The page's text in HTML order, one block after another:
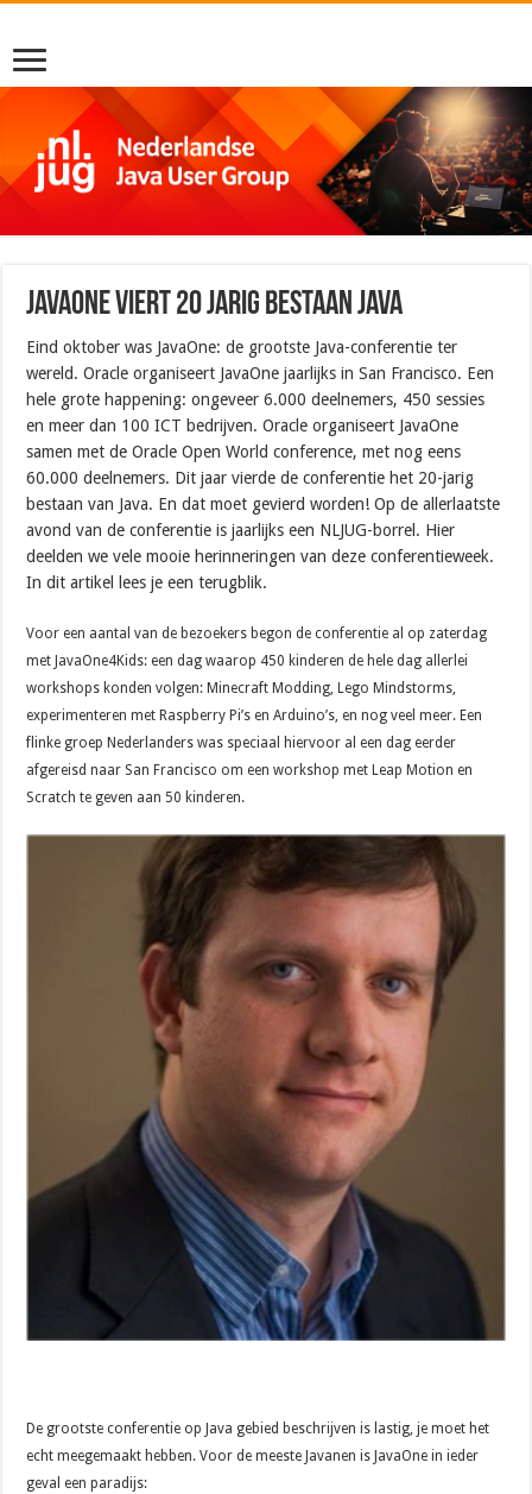
JavaOne viert 20 jarig bestaan Java
Eind oktober was JavaOne: de grootste Java-conferentie ter
wereld. Oracle organiseert JavaOne jaarlijks in San Francisco. Een
hele grote happening: ongeveer 6.000 deelnemers, 450 sessies
en meer dan 100 ICT bedrijven. Oracle organiseert JavaOne
samen met de Oracle Open World conference, met nog eens
60.000 deelnemers. Dit jaar vierde de conferentie het 20-jarig
bestaan van Java. En dat moet gevierd worden! Op de allerlaatste
avond van de conferentie is jaarlijks een NLJUG-borrel. Hier
deelden we vele mooie herinneringen van deze conferentieweek.
In dit artikel lees je een terugblik.
Voor een aantal van de bezoekers begon de conferentie al op zaterdag
met JavaOne4Kids: een dag waarop 450 kinderen de hele dag allerlei
workshops konden volgen: Minecraft Modding, Lego Mindstorms,
experimenteren met Raspberry Pi’s en Arduino’s, en nog veel meer. Een
flinke groep Nederlanders was speciaal hiervoor al een dag eerder
afgereisd naar San Francisco om een workshop met Leap Motion en
Scratch te geven aan 50 kinderen.
De grootste conferentie op Java gebied beschrijven is lastig, je moet het
echt meegemaakt hebben. Voor de meeste Javanen is JavaOne in ieder
geval een paradijs: